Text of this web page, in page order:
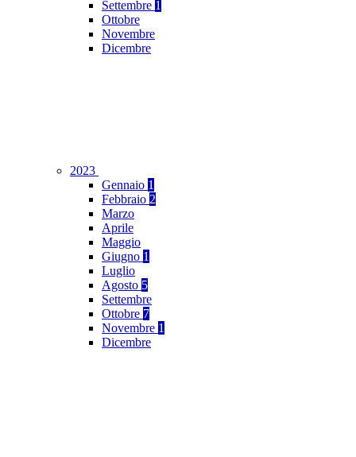
Settembre 1
Ottobre
Novembre
Dicembre
2023
Gennaio 1
Febbraio 2
Marzo
Aprile
Maggio
Giugno 1
Luglio
Agosto 5
Settembre
Ottobre 7
Novembre 1
Dicembre